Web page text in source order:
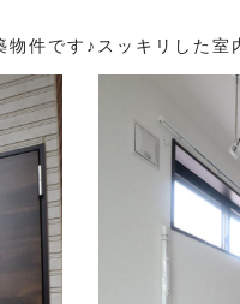
件です♪スッキリした